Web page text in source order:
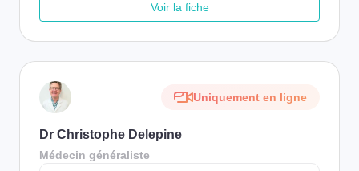
Voir la fiche
Uniquement en ligne
Dr Christophe Delepine
Médecin généraliste